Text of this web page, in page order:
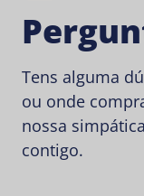
Tens alguma
ou onde
nossa
contigo.